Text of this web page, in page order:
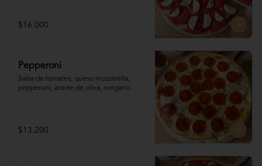
$16.000
Pepperoni
Salsa de tomates, queso mozzarella,
pepperoni, aceite de oliva, orégano.
$13.200